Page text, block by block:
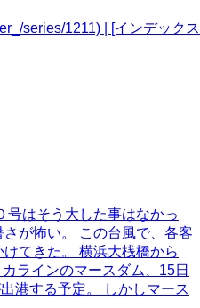
series/1211) | [インデックス
号はそう大した事はなかっ
が怖い。 この台風で、各客
てきた。 横浜大桟橋から
ラインのマースダム、15日
港する予定。 しかしマース